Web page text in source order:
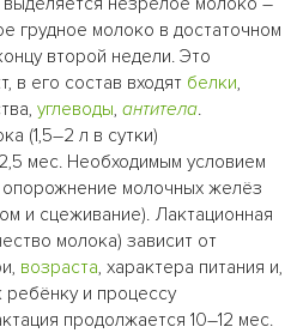
грудное молоко в достаточном
второй недели. Это
в его состав входят белки,
углеводы, антитела.
(1,5–2 л в сутки)
мес. Необходимым условием
опорожнение молочных желёз
и сцеживание). Лактационная
молока) зависит от
возраста, характера питания и,
и процессу
продолжается 10–12 мес.